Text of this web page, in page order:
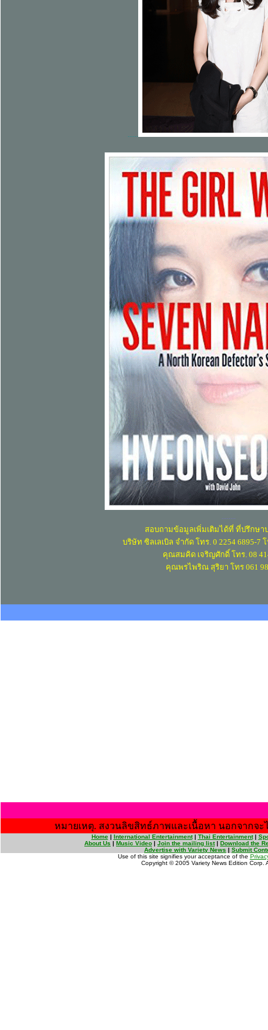
......
........
สอบถามข้อมูลเพิ่มเติมได้ที่ ที่ปรึกษา
บริษัท ซิลเลเบิล จำกัด โทร. 0 2254 6895-7
คุณสมคิด เจริญศักดิ์ โทร. 08
คุณพรไพริณ สุริยา โทร 061
หมายเหตุ. สงวนลิขสิทธ์ภาพและเนื้อหา นอกจากจ
Home| International Entertainment| Thai Entertainment|
About Us | Music Video | Join the mailing list| Download the
Advertise with Variety News | Submit
Use of this site signifies your acceptance of the
Copyright © 2005 Variety News Edition Corp.